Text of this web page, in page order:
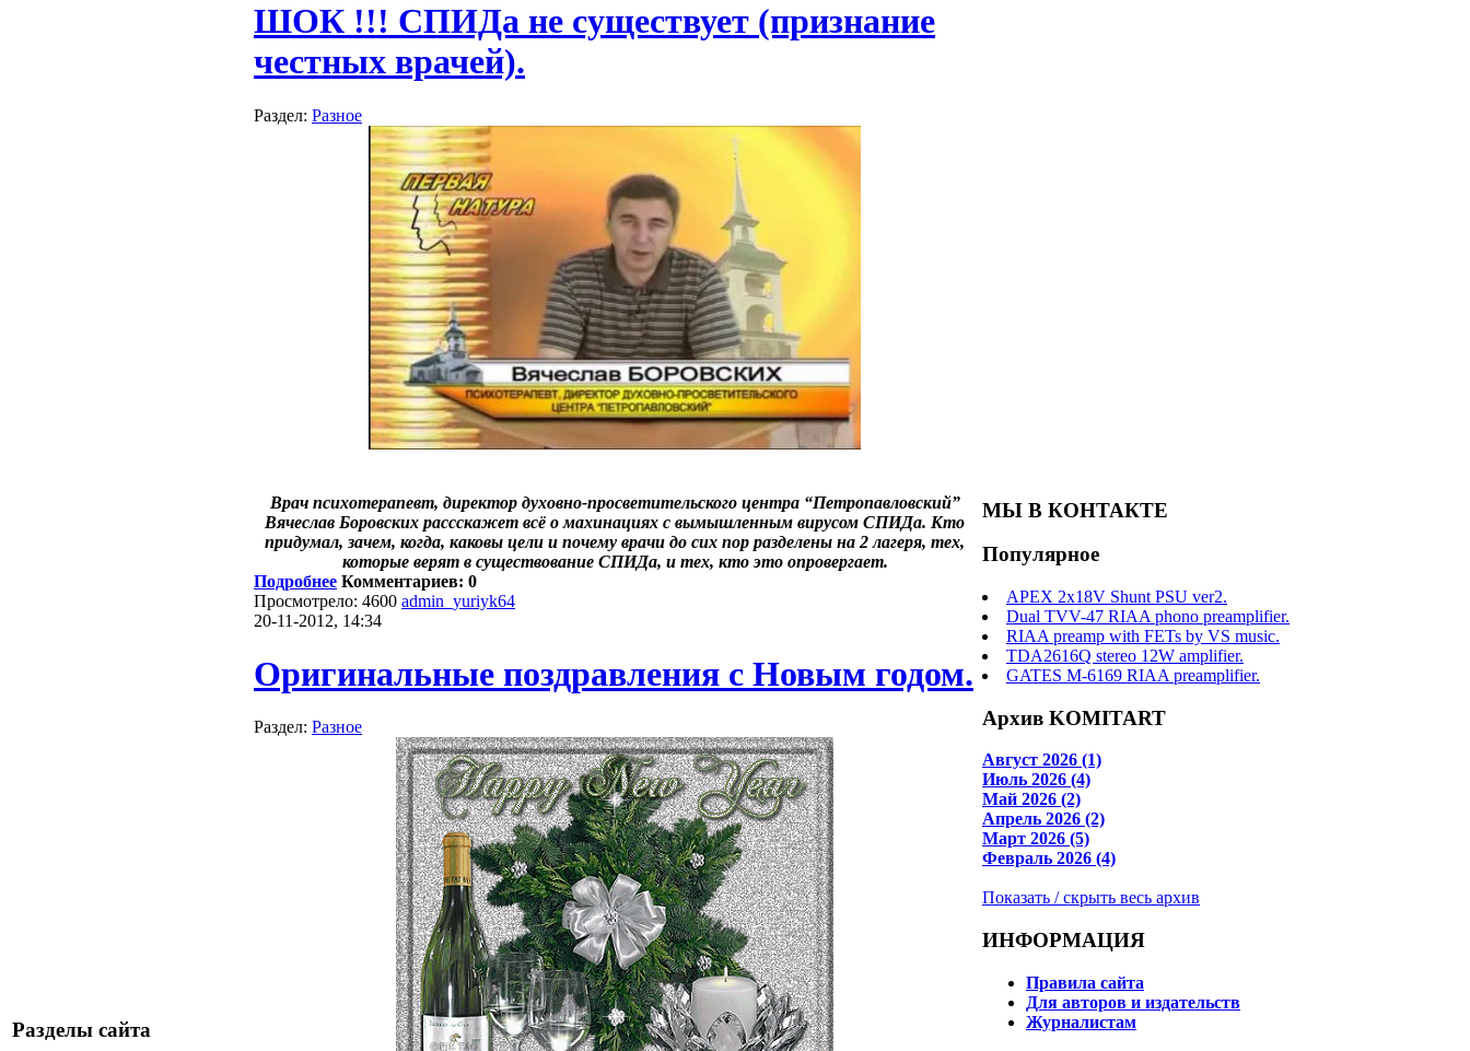
Разделы сайта
ШОК !!! СПИДа не существует (признание
честных врачей).
Раздел: Разное
Врач психотерапевт, директор духовно-просветительского центра “Петропавловский”
Вячеслав Боровских рассскажет всё о махинациях с вымышленным вирусом СПИДа. Кто
придумал, зачем, когда, каковы цели и почему врачи до сих пор разделены на 2 лагеря, тех,
которые верят в существование СПИДа, и тех, кто это опровергает.
Подробнее Комментариев: 0
Просмотрело: 4600 admin_yuriyk64
20-11-2012, 14:34
Оригинальные поздравления с Новым годом.
Раздел: Разное
МЫ В КОНТАКТЕ
Популярное
APEX 2x18V Shunt PSU ver2.
Dual TVV-47 RIAA phono preamplifier.
RIAA preamp with FETs by VS music.
TDA2616Q stereo 12W amplifier.
GATES M-6169 RIAA preamplifier.
Архив KOMITART
Август 2026 (1)
Июль 2026 (4)
Май 2026 (2)
Апрель 2026 (2)
Март 2026 (5)
Февраль 2026 (4)
Показать / скрыть весь архив
ИНФОРМАЦИЯ
Правила сайта
Для авторов и издательств
Журналистам